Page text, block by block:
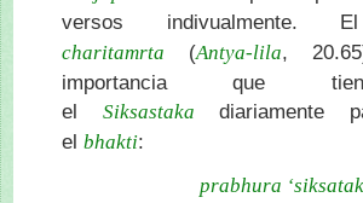
versos indivualmente.
charitamrta (Antya-lila,
importancia que
el Siksastaka diariamente
el bhakti:
prabhura ‘s